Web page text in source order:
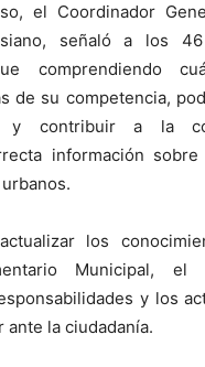
el Coordinador
señaló a los 46
comprendiendo
de su competencia,
y contribuir a la
información
los
Municipal, el
y los
la ciudadanía.